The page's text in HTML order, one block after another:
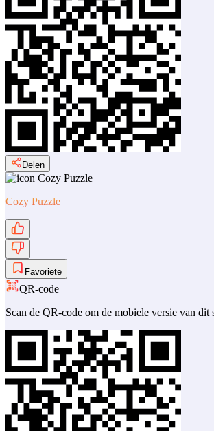
Delen
Cozy Puzzle
Favoriete
QR-code
Scan de QR-code om de mobiele versie van dit